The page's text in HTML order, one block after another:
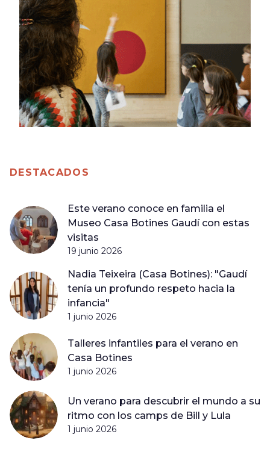
DESTACADOS
Este verano conoce en familia el
Museo Casa Botines Gaudí con estas
visitas
19 junio 2026
Nadia Teixeira (Casa Botines): "Gaudí
tenía un profundo respeto hacia la
infancia"
1 junio 2026
Talleres infantiles para el verano en
Casa Botines
1 junio 2026
Un verano para descubrir el mundo a su
ritmo con los camps de Bill y Lula
1 junio 2026